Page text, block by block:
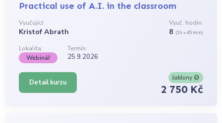
Practical use of A.I. in the classroom
Vyučující:
Kristof Abrath
Vyuč. hodin:
8 (1h = 45 min)
Lokalita:
Termín:
Webinář
25.9.2026
Detail kurzu
šablony
2 750 Kč